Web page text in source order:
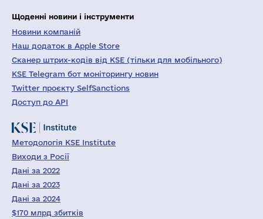
Щоденні новини і інструменти
Новини компаній
Наш додаток в Apple Store
Сканер штрих-кодів від KSE (тільки для мобільного)
KSE Telegram бот моніторингу новин
Twitter проєкту SelfSanctions
Доступ до API
Методологія KSE Institute
Виходи з Росії
Дані за 2022
Дані за 2023
Дані за 2024
$170 млрд збитків